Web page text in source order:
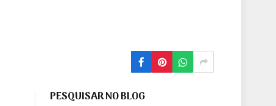
PESQUISAR NO BLOG